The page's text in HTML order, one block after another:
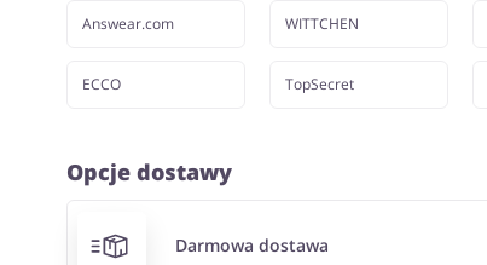
Answear.com
ECCO
WITTCHEN
TopSecret
Opcje dostawy
Darmowa dostawa